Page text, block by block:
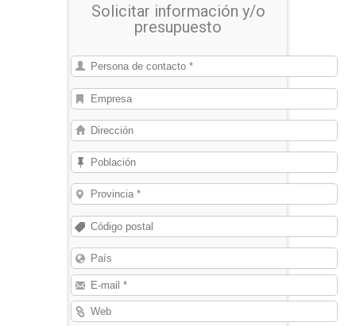
le pondremos en contacto con las
empresas que se los pueden
Solicitar información y/o
presupuesto